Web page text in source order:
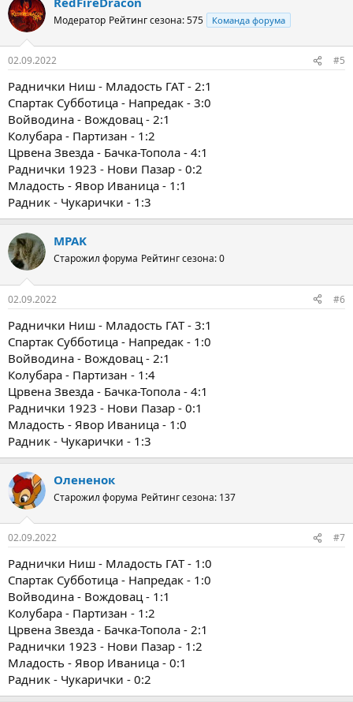
Модератор Рейтинг сезона: 575 Команда форума
02.09.2022 #5
Раднички Ниш - Младость ГАТ - 2:1
Спартак Субботица - Напредак - 3:0
Войводина - Вождовац - 2:1
Колубара - Партизан - 1:2
Црвена Звезда - Бачка-Топола - 4:1
Раднички 1923 - Нови Пазар - 0:2
Младость - Явор Иваница - 1:1
Радник - Чукарички - 1:3
MPAK
Старожил форума Рейтинг сезона: 0
02.09.2022 #6
Раднички Ниш - Младость ГАТ - 3:1
Спартак Субботица - Напредак - 1:0
Войводина - Вождовац - 2:1
Колубара - Партизан - 1:4
Црвена Звезда - Бачка-Топола - 4:1
Раднички 1923 - Нови Пазар - 0:1
Младость - Явор Иваница - 1:0
Радник - Чукарички - 1:3
Олененок
Старожил форума Рейтинг сезона: 137
02.09.2022 #7
Раднички Ниш - Младость ГАТ - 1:0
Спартак Субботица - Напредак - 1:0
Войводина - Вождовац - 1:1
Колубара - Партизан - 1:2
Црвена Звезда - Бачка-Топола - 2:1
Раднички 1923 - Нови Пазар - 1:2
Младость - Явор Иваница - 0:1
Радник - Чукарички - 0:2